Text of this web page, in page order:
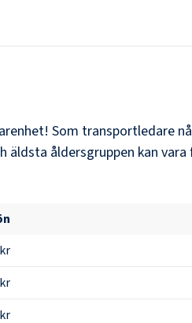
Som transportledare
äldsta åldersgruppen kan